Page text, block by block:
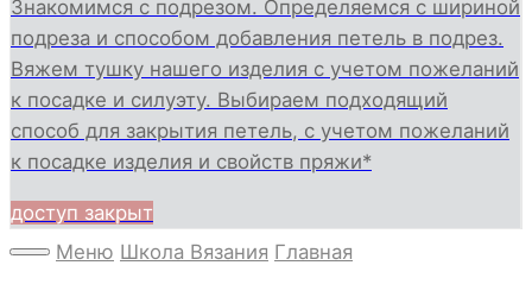
Знакомимся с подрезом. Определяемся с шириной
подреза и способом добавления петель в подрез.
Вяжем тушку нашего изделия с учетом пожеланий
к посадке и силуэту. Выбираем подходящий
способ для закрытия петель, с учетом пожеланий
к посадке изделия и свойств пряжи*
доступ закрыт
Меню Школа Вязания Главная